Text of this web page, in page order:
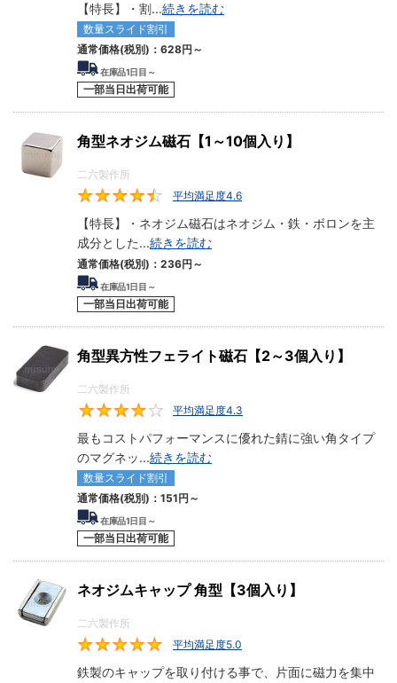
【特長】・割...続きを読む
数量スライド割引
通常価格(税別)： 628円 ～
在庫品1日目～
一部当日出荷可能
角型ネオジム磁石【1～10個入り】
二六製作所
平均満足度4.6
【特長】・ネオジム磁石はネオジム・鉄・ボロンを主
成分とした...続きを読む
通常価格(税別)： 236円 ～
在庫品1日目～
一部当日出荷可能
角型異方性フェライト磁石【2～3個入り】
二六製作所
平均満足度4.3
最もコストパフォーマンスに優れた錆に強い角タイプ
のマグネッ...続きを読む
数量スライド割引
通常価格(税別)： 151円 ～
在庫品1日目～
一部当日出荷可能
ネオジムキャップ 角型【3個入り】
二六製作所
平均満足度5.0
鉄製のキャップを取り付ける事で、片面に磁力を集中